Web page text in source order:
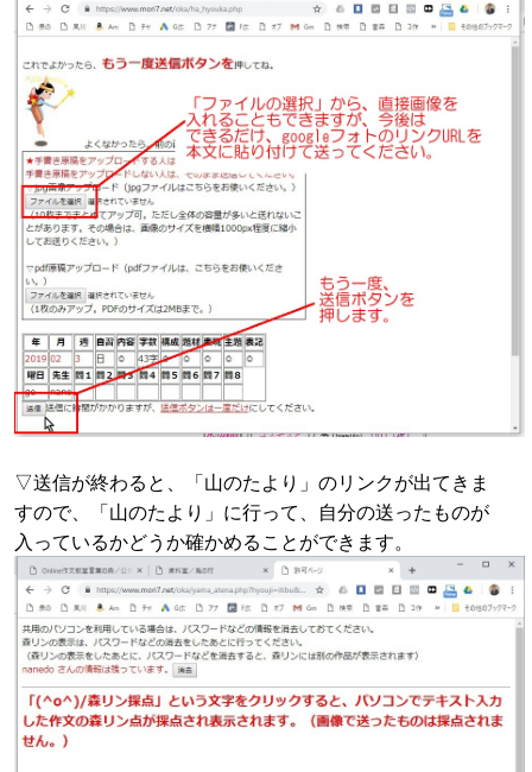
▽送信が終わると、「山のたより」のリンクが出てきま
すので、「山のたより」に行って、自分の送ったものが
入っているかどうか確かめることができます。